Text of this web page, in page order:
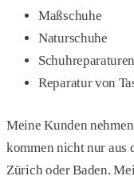
Maßschuhe
Naturschuhe
Schuhreparaturen
Reparatur von
Meine Kunden
kommen nicht nur aus
Zürich oder Baden.